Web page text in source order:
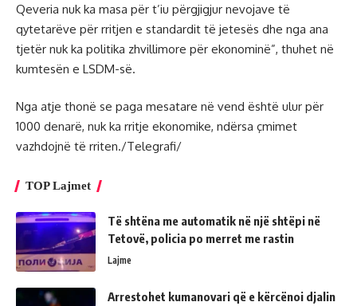
Qeveria nuk ka masa për t’iu përgjigjur nevojave të
qytetarëve për rritjen e standardit të jetesës dhe nga ana
tjetër nuk ka politika zhvillimore për ekonominë”, thuhet në
kumtesën e LSDM-së.
Nga atje thonë se paga mesatare në vend është ulur për
1000 denarë, nuk ka rritje ekonomike, ndërsa çmimet
vazhdojnë të rriten./Telegrafi/
TOP Lajmet
Të shtëna me automatik në një shtëpi në
Tetovë, policia po merret me rastin
Lajme
Arrestohet kumanovari që e kërcënoi djalin